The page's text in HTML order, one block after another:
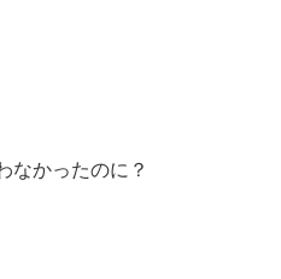
なかったのに？